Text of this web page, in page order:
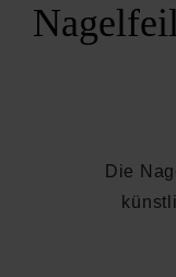
Die